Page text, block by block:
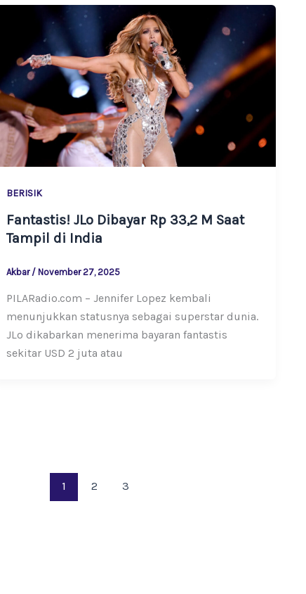
BERISIK
Fantastis! JLo Dibayar Rp 33,2 M Saat
Tampil di India
Akbar / November 27, 2025
PILARadio.com – Jennifer Lopez kembali
menunjukkan statusnya sebagai superstar dunia.
JLo dikabarkan menerima bayaran fantastis
sekitar USD 2 juta atau
1 2 3